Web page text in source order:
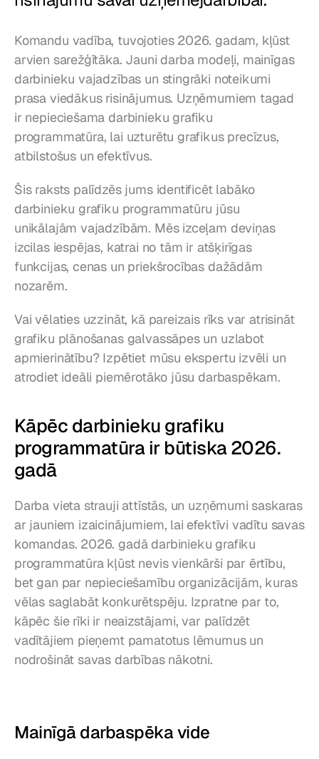
Komandu vadība, tuvojoties 2026. gadam, kļūst
arvien sarežģītāka. Jauni darba modeļi, mainīgas
darbinieku vajadzības un stingrāki noteikumi
prasa viedākus risinājumus. Uzņēmumiem tagad
ir nepieciešama darbinieku grafiku
programmatūra, lai uzturētu grafikus precīzus,
atbilstošus un efektīvus.
Šis raksts palīdzēs jums identificēt labāko
darbinieku grafiku programmatūru jūsu
unikālajām vajadzībām. Mēs izceļam deviņas
izcilas iespējas, katrai no tām ir atšķirīgas
funkcijas, cenas un priekšrocības dažādām
nozarēm.
Vai vēlaties uzzināt, kā pareizais rīks var atrisināt
grafiku plānošanas galvassāpes un uzlabot
apmierinātību? Izpētiet mūsu ekspertu izvēli un
atrodiet ideāli piemērotāko jūsu darbaspēkam.
Kāpēc darbinieku grafiku
programmatūra ir būtiska 2026.
gadā
Darba vieta strauji attīstās, un uzņēmumi saskaras
ar jauniem izaicinājumiem, lai efektīvi vadītu savas
komandas. 2026. gadā darbinieku grafiku
programmatūra kļūst nevis vienkārši par ērtību,
bet gan par nepieciešamību organizācijām, kuras
vēlas saglabāt konkurētspēju. Izpratne par to,
kāpēc šie rīki ir neaizstājami, var palīdzēt
vadītājiem pieņemt pamatotus lēmumus un
nodrošināt savas darbības nākotni.
Mainīgā darbaspēka vide